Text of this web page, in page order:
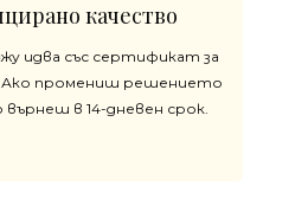
качество
идва със сертификат за
промениш решението
в 14-дневен срок.